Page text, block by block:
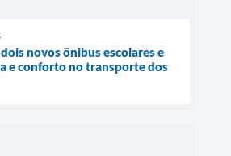
novos ônibus escolares e
e conforto no transporte dos